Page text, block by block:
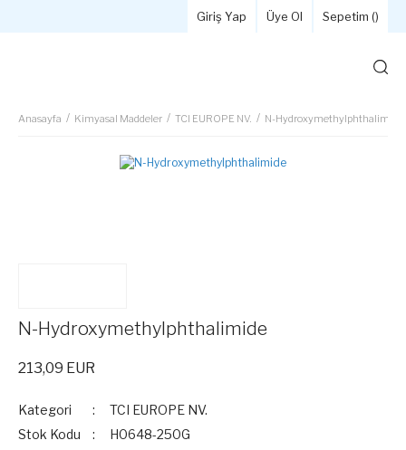
Giriş Yap Üye Ol Sepetim ()
Anasayfa Kimyasal Maddeler TCI EUROPE NV. N-Hydroxymethylphthalimide
N-Hydroxymethylphthalimide
213,09 EUR
Kategori
TCI EUROPE NV.
Stok Kodu
H0648-250G